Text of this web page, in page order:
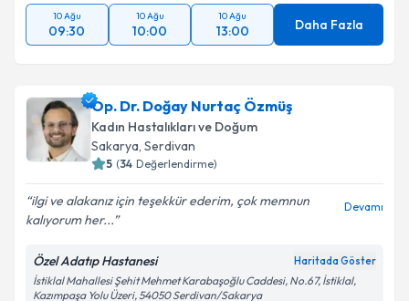
10 Ağu
09:30
10 Ağu
10:00
10 Ağu
13:00 Daha Fazla
Op. Dr. Doğay Nurtaç Özmüş
Kadın Hastalıkları ve Doğum
Sakarya, Serdivan
5 (34 Değerlendirme)
ilgi ve alakanız için teşekkür ederim, çok memnun
kalıyorum her...
Devamı
Özel Adatıp Hastanesi Haritada Göster
İstiklal Mahallesi Şehit Mehmet Karabaşoğlu Caddesi, No.67, İstiklal,
Kazımpaşa Yolu Üzeri, 54050 Serdivan/Sakarya